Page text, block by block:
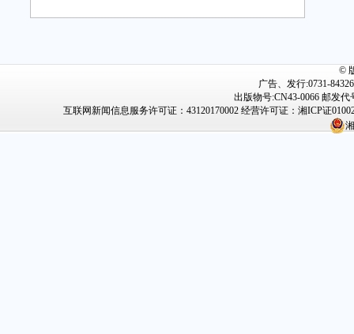
©
广告、发行:0731-
出版物号:CN43-0066 邮发
互联网新闻信息服务许可证：43120170002经营许可证：湘ICP证